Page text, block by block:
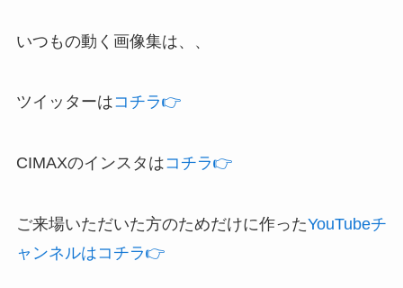
いつもの動く画像集は、、
ツイッターはコチラ👉
CIMAXのインスタはコチラ👉
ご来場いただいた方のためだけに作ったYouTubeチ
ャンネルはコチラ👉